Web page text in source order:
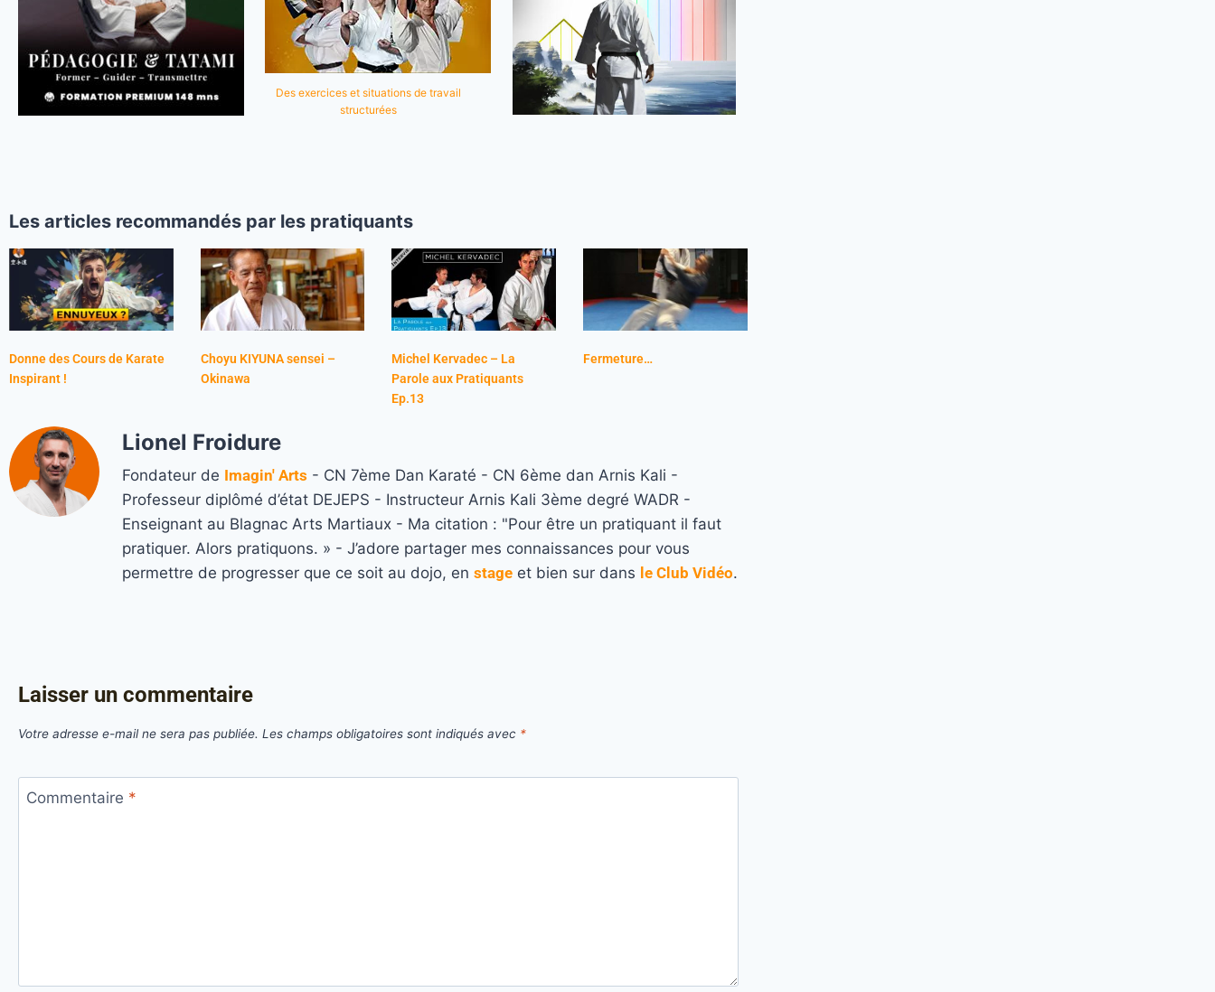
Des exercices et situations de travail
structurées
Les articles recommandés par les pratiquants
Donne des Cours de Karate
Inspirant !
Choyu KIYUNA sensei –
Okinawa
Michel Kervadec – La
Parole aux Pratiquants
Ep.13
Fermeture…
Lionel Froidure
Fondateur de Imagin' Arts - CN 7ème Dan Karaté - CN 6ème dan Arnis Kali -
Professeur diplômé d’état DEJEPS - Instructeur Arnis Kali 3ème degré WADR -
Enseignant au Blagnac Arts Martiaux - Ma citation : "Pour être un pratiquant il faut
pratiquer. Alors pratiquons. » - J’adore partager mes connaissances pour vous
permettre de progresser que ce soit au dojo, en stage et bien sur dans le Club Vidéo.
Laisser un commentaire
Votre adresse e-mail ne sera pas publiée. Les champs obligatoires sont indiqués avec *
Commentaire *